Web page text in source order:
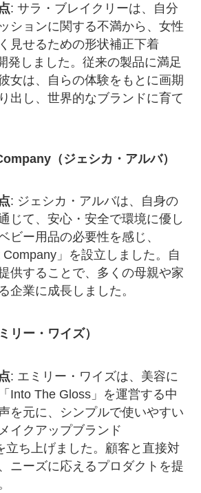
: サラ・ブレイクリーは、自分
ションに関する不満から、女性
見せるための形状補正下着
発しました。従来の製品に満足
女は、自らの体験をもとに画期
出し、世界的なブランドに育て
（ジェシカ・アルバ）
: ジェシカ・アルバは、自身の
じて、安心・安全で環境に優し
ビー用品の必要性を感じ、
Company」を設立しました。自
供することで、多くの母親や家
企業に成長しました。
リー・ワイズ）
: エミリー・ワイズは、美容に
Into The Gloss」を運営する中
を元に、シンプルで使いやすい
イクアップブランド
立ち上げました。顧客と直接対
ニーズに応えるプロダクトを提